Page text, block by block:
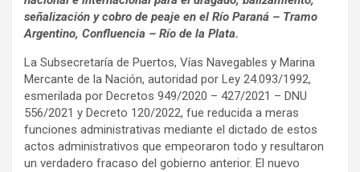
señalización y cobro de peaje en el Río Paraná – Tramo
Argentino, Confluencia – Río de la Plata.
La Subsecretaría de Puertos, Vías Navegables y Marina
Mercante de la Nación, autoridad por Ley 24.093/1992,
esmerilada por Decretos 949/2020 – 427/2021 – DNU
556/2021 y Decreto 120/2022, fue reducida a meras
funciones administrativas mediante el dictado de estos
actos administrativos que empeoraron todo y resultaron
un verdadero fracaso del gobierno anterior. El nuevo